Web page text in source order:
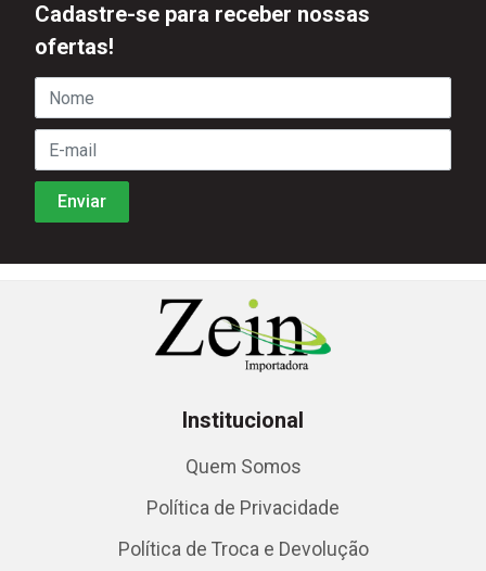
Cadastre-se para receber nossas
ofertas!
Institucional
Quem Somos
Política de Privacidade
Política de Troca e Devolução